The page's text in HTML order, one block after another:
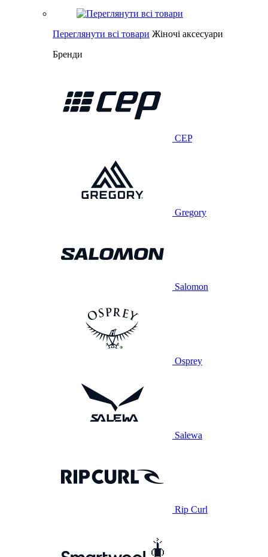
Переглянути всі товари Жіночі аксесуари
Бренди
CEP
Gregory
Salomon
Osprey
Salewa
Rip Curl